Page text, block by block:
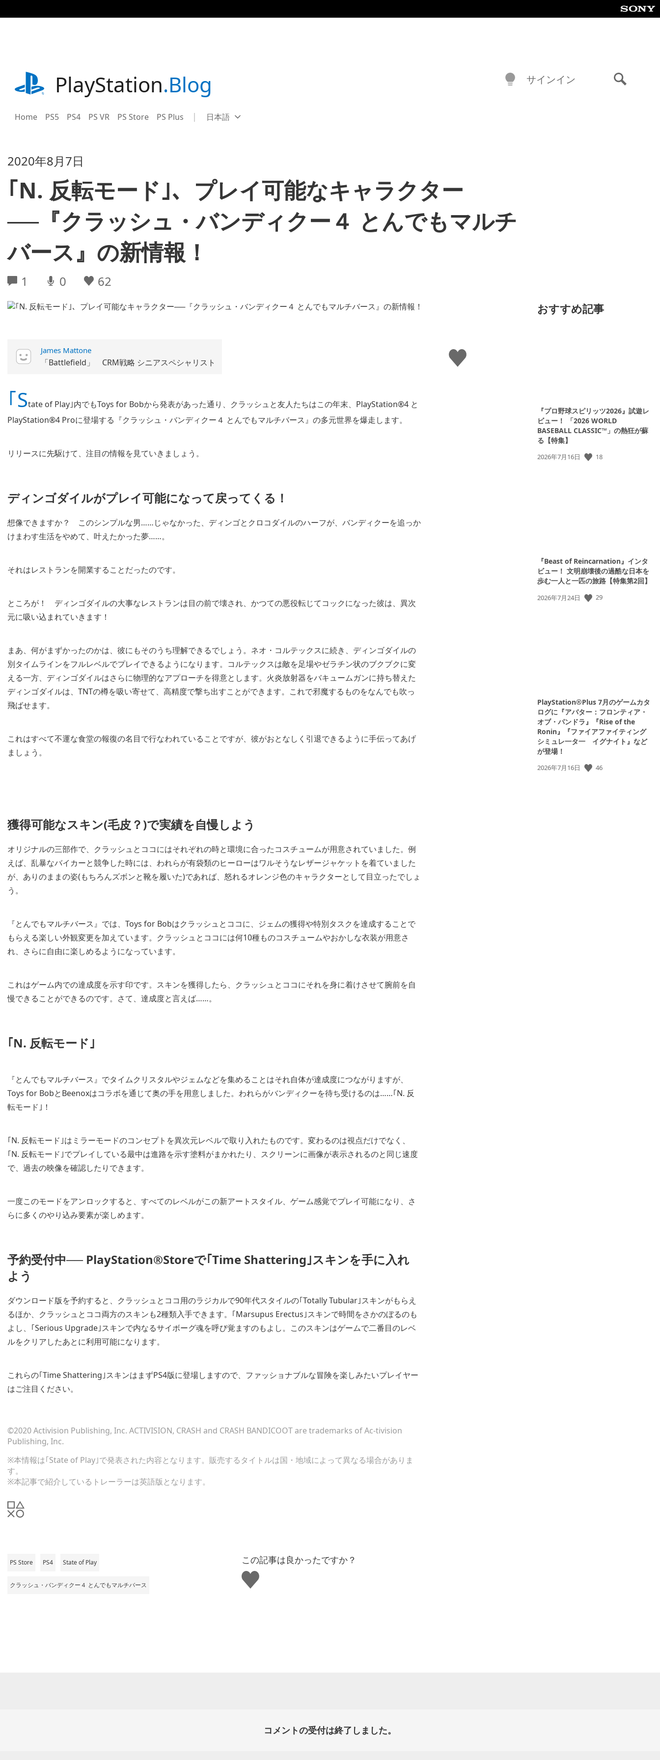
事
playstation.comPlayStation.Blog
Home PS5 PS4 PS VR PS Store PS Plus Select
Current
日本語
サインイン
2020年8月7日
｢N. 反転モード｣、プレイ可能なキャラクター
──『クラッシュ・バンディクー４ とんでもマルチ
バース』の新情報！
1 0 62
い
い
ね
James Mattone
「Battlefield」 CRM戦略 シニアスペシャリスト
｢State of Play｣内でもToys for Bobから発表があった通り、クラッシュと友人たちはこの年末、PlayStation®4 と
PlayStation®4 Proに登場する『クラッシュ・バンディクー４ とんでもマルチバース』の多元世界を爆走します。
リリースに先駆けて、注目の情報を見ていきましょう。
ディンゴダイルがプレイ可能になって戻ってくる！
想像できますか？ このシンプルな男……じゃなかった、ディンゴとクロコダイルのハーフが、バンディクーを追っか
けまわす生活をやめて、叶えたかった夢……。
それはレストランを開業することだったのです。
ところが！ ディンゴダイルの大事なレストランは目の前で壊され、かつての悪役転じてコックになった彼は、異次
元に吸い込まれていきます！
まあ、何がまずかったのかは、彼にもそのうち理解できるでしょう。ネオ・コルテックスに続き、ディンゴダイルの
別タイムラインをフルレベルでプレイできるようになります。コルテックスは敵を足場やゼラチン状のブクブクに変
える一方、ディンゴダイルはさらに物理的なアプローチを得意とします。火炎放射器をバキュームガンに持ち替えた
ディンゴダイルは、TNTの樽を吸い寄せて、高精度で撃ち出すことができます。これで邪魔するものをなんでも吹っ
飛ばせます。
これはすべて不運な食堂の報復の名目で行なわれていることですが、彼がおとなしく引退できるように手伝ってあげ
ましょう。
獲得可能なスキン(毛皮？)で実績を自慢しよう
オリジナルの三部作で、クラッシュとココにはそれぞれの時と環境に合ったコスチュームが用意されていました。例
えば、乱暴なバイカーと競争した時には、われらが有袋類のヒーローはワルそうなレザージャケットを着ていました
が、ありのままの姿(もちろんズボンと靴を履いた)であれば、怒れるオレンジ色のキャラクターとして目立ったでしょ
う。
『とんでもマルチバース』では、Toys for Bobはクラッシュとココに、ジェムの獲得や特別タスクを達成することで
もらえる楽しい外観変更を加えています。クラッシュとココには何10種ものコスチュームやおかしな衣装が用意さ
れ、さらに自由に楽しめるようになっています。
これはゲーム内での達成度を示す印です。スキンを獲得したら、クラッシュとココにそれを身に着けさせて腕前を自
慢できることができるのです。さて、達成度と言えば……。
｢N. 反転モード｣
『とんでもマルチバース』でタイムクリスタルやジェムなどを集めることはそれ自体が達成度につながりますが、
Toys for BobとBeenoxはコラボを通じて奥の手を用意しました。われらがバンディクーを待ち受けるのは……｢N. 反
転モード｣！
｢N. 反転モード｣はミラーモードのコンセプトを異次元レベルで取り入れたものです。変わるのは視点だけでなく、
｢N. 反転モード｣でプレイしている最中は進路を示す塗料がまかれたり、スクリーンに画像が表示されるのと同じ速度
で、過去の映像を確認したりできます。
一度このモードをアンロックすると、すべてのレベルがこの新アートスタイル、ゲーム感覚でプレイ可能になり、さ
らに多くのやり込み要素が楽しめます。
予約受付中── PlayStation®Storeで｢Time Shattering｣スキンを手に入れ
よう
ダウンロード版を予約すると、クラッシュとココ用のラジカルで90年代スタイルの｢Totally Tubular｣スキンがもらえ
るほか、クラッシュとココ両方のスキンも2種類入手できます。｢Marsupus Erectus｣スキンで時間をさかのぼるのも
よし、｢Serious Upgrade｣スキンで内なるサイボーグ魂を呼び覚ますのもよし。このスキンはゲームで二番目のレベ
ルをクリアしたあとに利用可能になります。
これらの｢Time Shattering｣スキンはまずPS4版に登場しますので、ファッショナブルな冒険を楽しみたいプレイヤー
はご注目ください。
©2020 Activision Publishing, Inc. ACTIVISION, CRASH and CRASH BANDICOOT are trademarks of Ac-tivision
Publishing, Inc.
※本情報は｢State of Play｣で発表された内容となります。販売するタイトルは国・地域によって異なる場合がありま
す。
※本記事で紹介しているトレーラーは英語版となります。
PS Store PS4 State of Play
クラッシュ・バンディクー４ とんでもマルチバース
この記事は良かったですか？
い
い
おすすめ記事
『プロ野球スピリッツ2026』試遊レ
ビュー！ 「2026 WORLD
BASEBALL CLASSIC™」の熱狂が蘇
る【特集】
公
2026年7月16日 18
『Beast of Reincarnation』インタ
ビュー！ 文明崩壊後の過酷な日本を
歩む一人と一匹の旅路【特集第2回】
公
2026年7月24日 29
PlayStation®Plus 7月のゲームカタ
ログに『アバター：フロンティア・
オブ・パンドラ』『Rise of the
Ronin』『ファイアファイティング
シミュレ一タ一 イグナイト』など
が登場！
公
2026年7月16日 46
コメントの受付は終了しました。